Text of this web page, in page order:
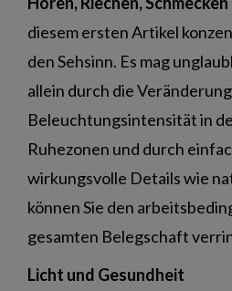
diesem ersten Artikel
den Sehsinn. Es mag
allein durch die
Beleuchtungsintensität in
Ruhezonen und durch
wirkungsvolle Details wie
können Sie den
gesamten Belegschaft
Licht und Gesundheit